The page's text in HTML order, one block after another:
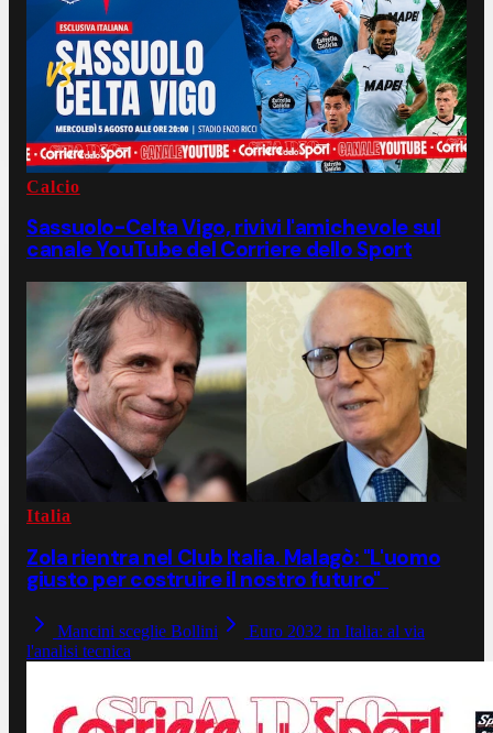
Calcio
Sassuolo-Celta Vigo, rivivi l'amichevole sul
canale YouTube del Corriere dello Sport
Italia
Zola rientra nel Club Italia. Malagò: "L'uomo
giusto per costruire il nostro futuro"
Mancini sceglie Bollini
Euro 2032 in Italia: al via
l'analisi tecnica